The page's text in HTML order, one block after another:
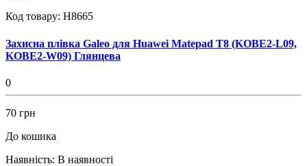
Код товару: H8665
Захисна плівка Galeo для Huawei Matepad T8 (KOBE2-L09,
KOBE2-W09) Глянцева
0
70 грн
До кошика
Наявність: В наявності